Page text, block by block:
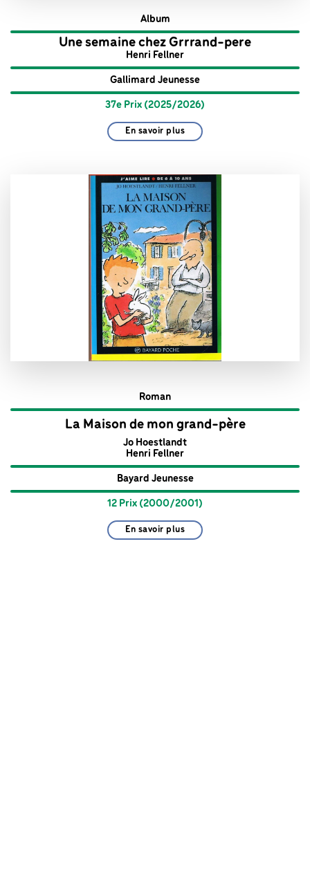
Album
Une semaine chez Grrrand-pere
Henri Fellner
Gallimard Jeunesse
37e Prix (2025/2026)
En savoir plus
Roman
La Maison de mon grand-père
Jo Hoestlandt
Henri Fellner
Bayard Jeunesse
12 Prix (2000/2001)
En savoir plus